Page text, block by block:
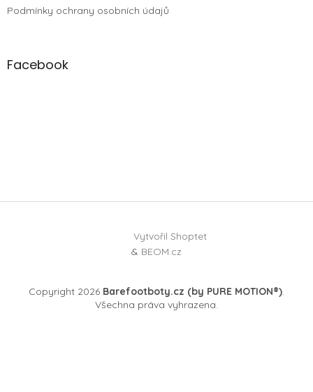
Podmínky ochrany osobních údajů
Facebook
Vytvořil Shoptet
& BEOM.cz
Copyright 2026 Barefootboty.cz (by PURE MOTION®).
Všechna práva vyhrazena.